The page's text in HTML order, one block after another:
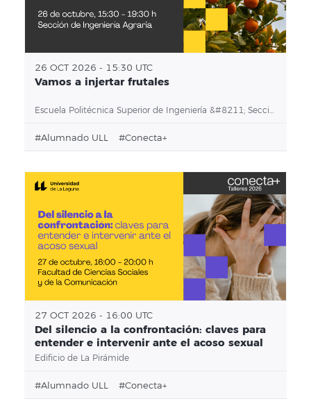
26 OCT 2026 - 15:30 UTC
Vamos a injertar frutales
Escuela Politécnica Superior de Ingeniería &#8211; Sección de Ingeniería Agraria
#alumnado ULL #conecta+
27 OCT 2026 - 16:00 UTC
Del silencio a la confrontación: claves para
entender e intervenir ante el acoso sexual
Edificio de La Pirámide
#alumnado ULL #conecta+